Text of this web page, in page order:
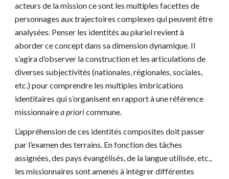
acteurs de la mission ce sont les multiples facettes de
personnages aux trajectoires complexes qui peuvent être
analysées. Penser les identités au pluriel revient à
aborder ce concept dans sa dimension dynamique. Il
s’agira d’observer la construction et les articulations de
diverses subjectivités (nationales, régionales, sociales,
etc.) pour comprendre les multiples imbrications
identitaires qui s’organisent en rapport à une référence
missionnaire a priori commune.
L’appréhension de ces identités composites doit passer
par l’examen des terrains. En fonction des tâches
assignées, des pays évangélisés, de la langue utilisée, etc.,
les missionnaires sont amenés à intégrer différentes